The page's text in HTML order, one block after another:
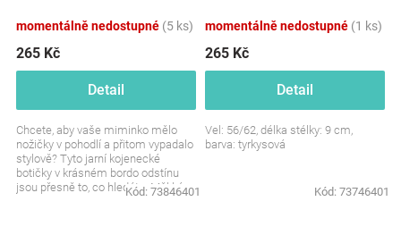
momentálně nedostupné (5 ks)
265 Kč
Detail
Chcete, aby vaše miminko mělo
nožičky v pohodlí a přitom vypadalo
stylově? Tyto jarní kojenecké
botičky v krásném bordo odstínu
jsou přesně to, co hledáte. Měkké,
Kód: 73846401
momentálně nedostupné (1 ks)
265 Kč
Detail
Vel: 56/62, délka stélky: 9 cm,
barva: tyrkysová
Kód: 73746401